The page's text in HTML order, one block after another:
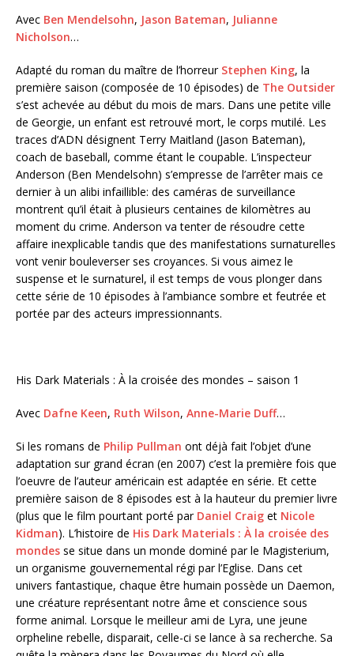
Avec Ben Mendelsohn, Jason Bateman, Julianne
Nicholson…
Adapté du roman du maître de l’horreur Stephen King, la
première saison (composée de 10 épisodes) de The Outsider
s’est achevée au début du mois de mars. Dans une petite ville
de Georgie, un enfant est retrouvé mort, le corps mutilé. Les
traces d’ADN désignent Terry Maitland (Jason Bateman),
coach de baseball, comme étant le coupable. L’inspecteur
Anderson (Ben Mendelsohn) s’empresse de l’arrêter mais ce
dernier à un alibi infaillible: des caméras de surveillance
montrent qu’il était à plusieurs centaines de kilomètres au
moment du crime. Anderson va tenter de résoudre cette
affaire inexplicable tandis que des manifestations surnaturelles
vont venir bouleverser ses croyances. Si vous aimez le
suspense et le surnaturel, il est temps de vous plonger dans
cette série de 10 épisodes à l’ambiance sombre et feutrée et
portée par des acteurs impressionnants.
His Dark Materials : À la croisée des mondes – saison 1
Avec Dafne Keen, Ruth Wilson, Anne-Marie Duff…
Si les romans de Philip Pullman ont déjà fait l’objet d’une
adaptation sur grand écran (en 2007) c’est la première fois que
l’oeuvre de l’auteur américain est adaptée en série. Et cette
première saison de 8 épisodes est à la hauteur du premier livre
(plus que le film pourtant porté par Daniel Craig et Nicole
Kidman). L’histoire de His Dark Materials : À la croisée des
mondes se situe dans un monde dominé par le Magisterium,
un organisme gouvernemental régi par l’Eglise. Dans cet
univers fantastique, chaque être humain possède un Daemon,
une créature représentant notre âme et conscience sous
forme animal. Lorsque le meilleur ami de Lyra, une jeune
orpheline rebelle, disparait, celle-ci se lance à sa recherche. Sa